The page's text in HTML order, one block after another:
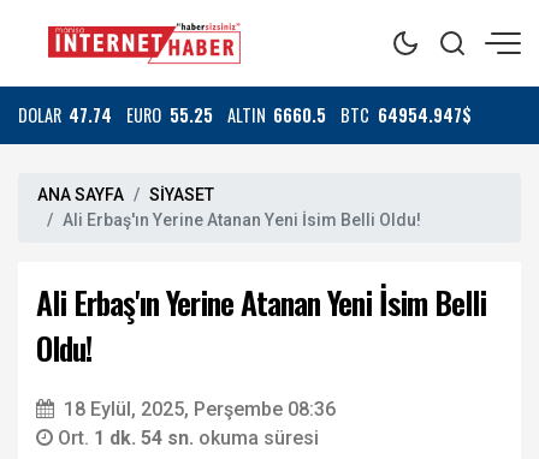
DOLAR 47.74 EURO 55.25 ALTIN 6660.5 BTC 64954.947$
ANA SAYFA
SİYASET
Ali Erbaş'ın Yerine Atanan Yeni İsim Belli Oldu!
Ali Erbaş'ın Yerine Atanan Yeni İsim Belli
Oldu!
18 Eylül, 2025, Perşembe 08:36
Ort. 1 dk. 54 sn. okuma süresi